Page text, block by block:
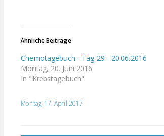
Ähnliche Beiträge
Chemotagebuch - Tag 29 - 20.06.2016
Montag, 20. Juni 2016
In "Krebstagebuch"
Montag, 17. April 2017